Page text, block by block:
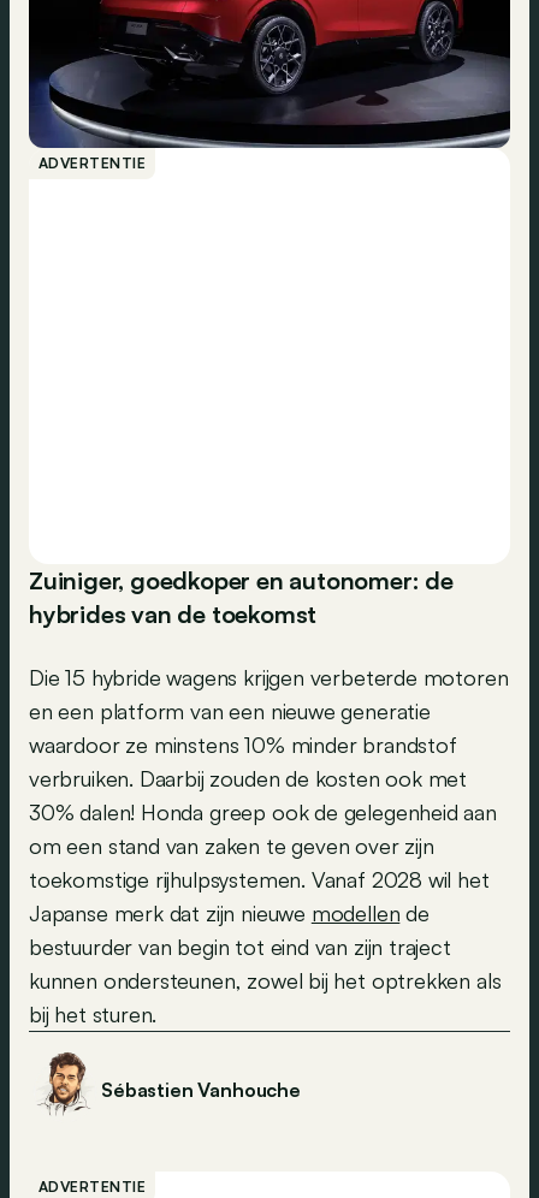
ADVERTENTIE
Zuiniger, goedkoper en autonomer: de
hybrides van de toekomst
Die 15 hybride wagens krijgen verbeterde motoren
en een platform van een nieuwe generatie
waardoor ze minstens 10% minder brandstof
verbruiken. Daarbij zouden de kosten ook met
30% dalen! Honda greep ook de gelegenheid aan
om een stand van zaken te geven over zijn
toekomstige rijhulpsystemen. Vanaf 2028 wil het
Japanse merk dat zijn nieuwe modellen de
bestuurder van begin tot eind van zijn traject
kunnen ondersteunen, zowel bij het optrekken als
bij het sturen.
Sébastien Vanhouche
ADVERTENTIE